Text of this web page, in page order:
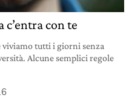
c’entra con te
tutti i giorni senza
Alcune semplici regole